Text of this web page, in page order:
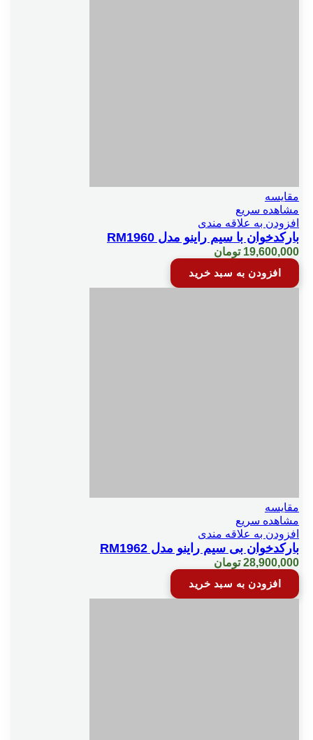
مقایسه
مشاهده سریع
افزودن به علاقه مندی
بارکدخوان با سیم راینو مدل RM1960
19,600,000 تومان
افزودن به سبد خرید
مقایسه
مشاهده سریع
افزودن به علاقه مندی
بارکدخوان بی سیم راینو مدل RM1962
28,900,000 تومان
افزودن به سبد خرید